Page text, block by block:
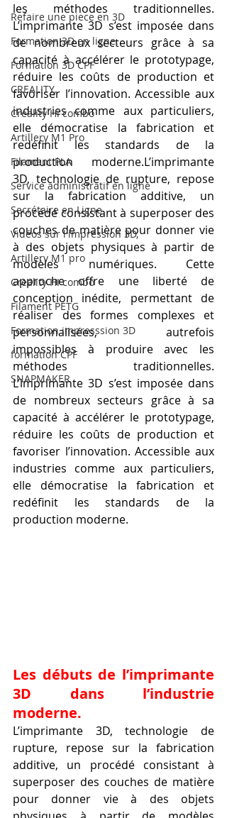
Refaire une piece en 3D
Formation 3D en ligne.
Formation 3D CPF
CREALITY,
Creality Hi combo
Artillery M1 Pro
Filament PLA
Service administratif en ligne
Secrétaire en Ligne
Vidéos sur l'impression 3D,
Artillery M1 pro
Creality HI combo
Filament PETG
Formation impresssion 3D
formation CPF
SNAPMAKER
les méthodes traditionnelles.
L’imprimante 3D s’est imposée dans
de nombreux secteurs grâce à sa
capacité à accélérer le prototypage,
réduire les coûts de production et
favoriser l’innovation. Accessible aux
industries comme aux particuliers,
elle démocratise la fabrication et
redéfinit les standards de la
production moderne.L’imprimante
3D, technologie de rupture, repose
sur la fabrication additive, un
procédé consistant à superposer des
couches de matière pour donner vie
à des objets physiques à partir de
modèles numériques. Cette
approche offre une liberté de
conception inédite, permettant de
réaliser des formes complexes et
personnalisées, autrefois
impossibles à produire avec les
méthodes traditionnelles.
L’imprimante 3D s’est imposée dans
de nombreux secteurs grâce à sa
capacité à accélérer le prototypage,
réduire les coûts de production et
favoriser l’innovation. Accessible aux
industries comme aux particuliers,
elle démocratise la fabrication et
redéfinit les standards de la
production moderne.
Les débuts de l’imprimante
3D dans l’industrie
moderne.
L’imprimante 3D, technologie de
rupture, repose sur la fabrication
additive, un procédé consistant à
superposer des couches de matière
pour donner vie à des objets